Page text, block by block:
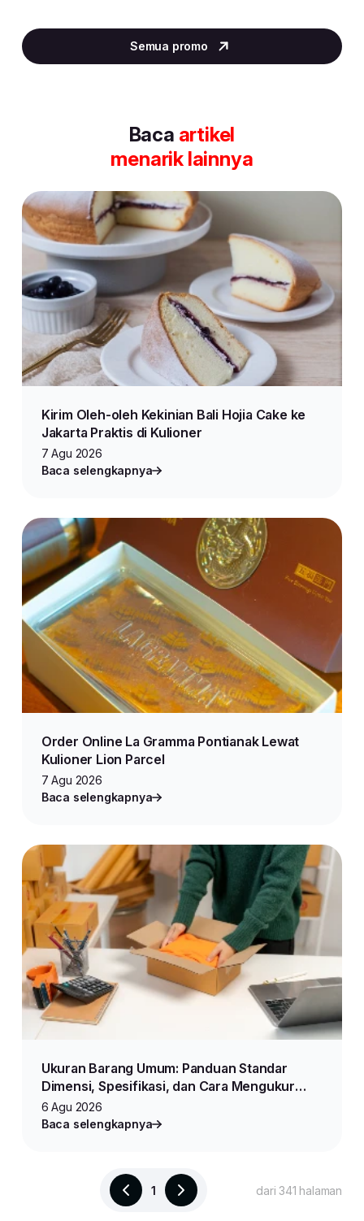
2
of
Semua promo
Baca artikel
menarik lainnya
Kirim Oleh-oleh Kekinian Bali Hojia Cake ke
Jakarta Praktis di Kulioner
7 Agu 2026
Baca selengkapnya
Order Online La Gramma Pontianak Lewat
Kulioner Lion Parcel
7 Agu 2026
Baca selengkapnya
Ukuran Barang Umum: Panduan Standar
Dimensi, Spesifikasi, dan Cara Mengukur
Produk untuk Jualan Online
6 Agu 2026
Baca selengkapnya
1 dari 341 halaman